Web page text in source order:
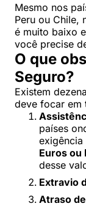
Mesmo nos
Peru ou Chile,
é muito baixo
você precise
O que
Seguro?
Existem
deve focar em
países
exigência
Euros ou
desse
Extravio
Atraso